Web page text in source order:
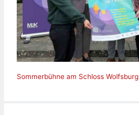
Sommerbühne am Schloss Wolfsburg